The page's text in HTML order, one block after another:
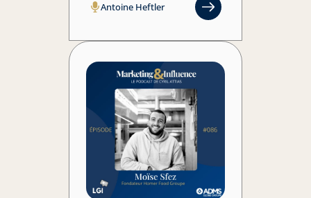
Antoine Heftler